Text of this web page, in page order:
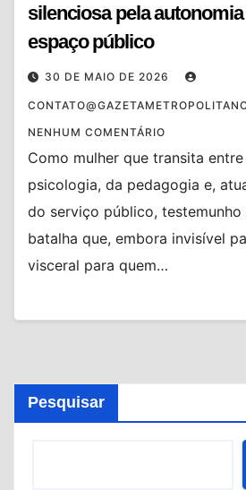
silenciosa pela
espaço público
30 DE MAIO DE 2026
NENHUM COMENTÁRIO
Como mulher que transita
psicologia, da pedagogia e,
do serviço público, testemunho
batalha que, embora invisível
visceral para quem…
Pesquisar